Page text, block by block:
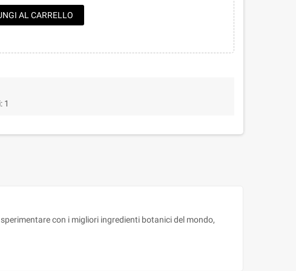
AL CARRELLO
1
con i migliori ingredienti botanici del mondo,